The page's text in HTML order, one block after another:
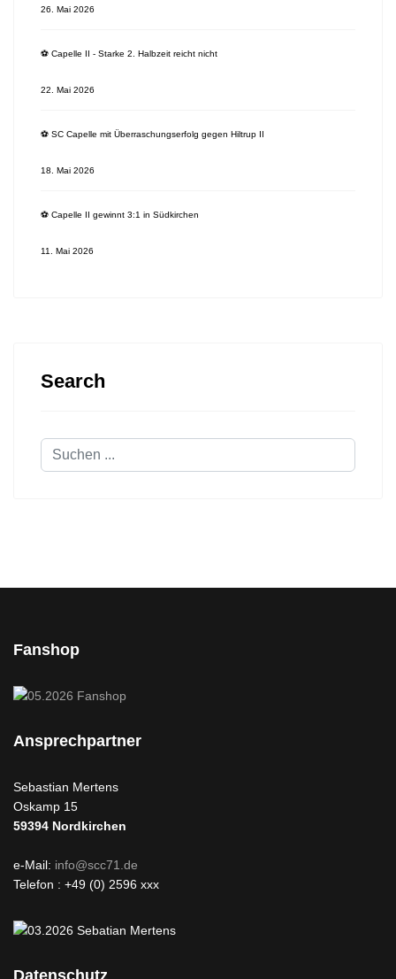
26. Mai 2026
⚽️ Capelle II - Starke 2. Halbzeit reicht nicht
22. Mai 2026
⚽️ SC Capelle mit Überraschungserfolg gegen Hiltrup II
18. Mai 2026
⚽️ Capelle II gewinnt 3:1 in Südkirchen
11. Mai 2026
Search
Suchen
Fanshop
Ansprechpartner
Sebastian Mertens
Oskamp 15
59394 Nordkirchen
e-Mail: info@scc71.de
Telefon : +49 (0) 2596 xxx